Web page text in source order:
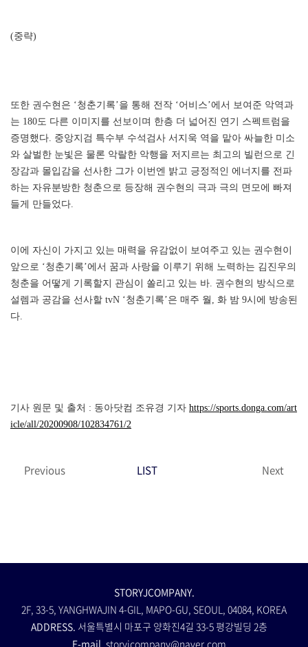
(중략)
또한 권수현은 ‘청춘기록’을 통해 전작 ‘어비스’에서 보여준 악역과
는 180도 다른 이미지를 선보이며 한층 더 넓어진 연기 스펙트럼을
증명했다. 중앙지검 특수부 수석검사 서지욱 역을 맡아 싸늘한 미소
와 살벌한 눈빛은 물론 악랄한 악행을 저지르는 최고의 빌런으로 긴
장감과 몰입감을 선사한 그가 이번엔 밝고 긍정적인 에너지를 전파
하는 자유분방한 청춘으로 등장해 권수현의 극과 극의 면모에 빠져
들게 만들었다.
이에 자신이 가지고 있는 매력을 유감없이 보여주고 있는 권수현이
앞으로 ‘청춘기록’에서 꿈과 사랑을 이루기 위해 노력하는 김진우의
청춘을 어떻게 기록할지 관심이 쏠리고 있는 바. 권수현의 방식으로
설렘과 공감을 선사할 tvN ‘청춘기록’은 매주 월, 화 밤 9시에 방송된
다.
기사 원문 및 출처 : 동아닷컴 조유경 기자 https://sports.donga.com/art
icle/all/20200908/102834761/2
Previous LIST Next
STORYJCOMPANY.
2F, 33-5, YANGHWAJIN 4-GIL, MAPO-GU, SEOUL, 04084, KOREA
ADDRESS. 서울특별시 마포구 양화진4길 33-5 평강빌딩 2층
E-mail. storyjcompany@naver.com